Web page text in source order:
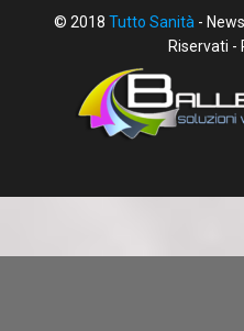
© 2018 Tutto Sanità -
Riservati -